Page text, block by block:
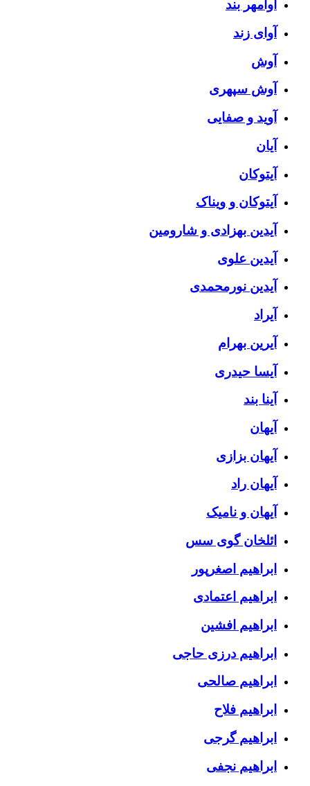
آوامهر بند
آوای زند
آوش
آوش سپهری
آوید و صفایی
آیان
آیتوکان
آیتوکان و ویناک
آیدین بهزادی و شارومین
آیدین علوی
آیدین نورمحمدی
آیراد
آیرین بهرام
آیسا حیدری
آینا بند
آیهان
آیهان بزازی
آیهان راد
آیهان و نامیک
ائلخان گوی سس
ابراهیم اصغرپور
ابراهیم اعتمادی
ابراهیم افشین
ابراهیم درزی حاجی
ابراهیم صالحی
ابراهیم فلاح
ابراهیم گرجی
ابراهیم نجفی